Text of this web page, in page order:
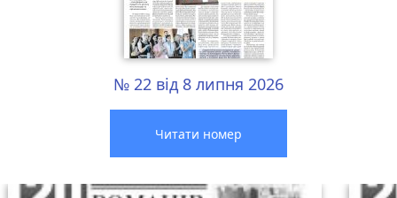
№ 22 від 8 липня 2026
Читати номер